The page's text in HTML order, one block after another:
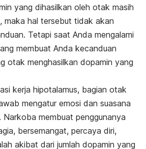
yang dihasilkan oleh otak masih
maka hal tersebut tidak akan
Tetapi saat Anda mengalami
membuat Anda kecanduan
otak menghasilkan dopamin yang
kerja hipotalamus, bagian otak
mengatur emosi dan suasana
Narkoba membuat penggunanya
bersemangat, percaya diri,
akibat dari jumlah dopamin yang